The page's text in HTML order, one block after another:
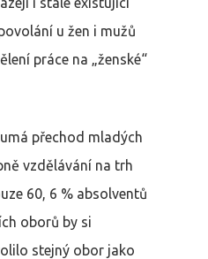
u žen i mužů
práce na „ženské“
přechod mladých
vzdělávání na trh
60, 6 % absolventů
oborů by si
stejný obor jako